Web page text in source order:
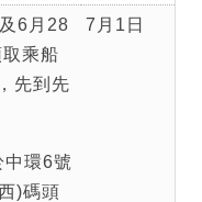
6月28
乘船
先到先
環6號
)碼頭
7月1日